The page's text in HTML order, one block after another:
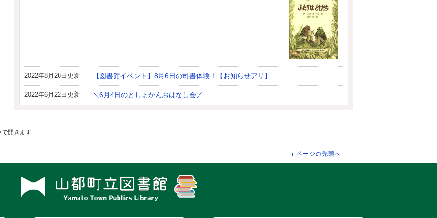
2022年8月26日更新 【図書館イベント】8月6日の司書体験！【お知らせアリ】
2022年6月22日更新 ＼6月4日のとしょかんおはなし会／
で開きます
ページの先頭へ